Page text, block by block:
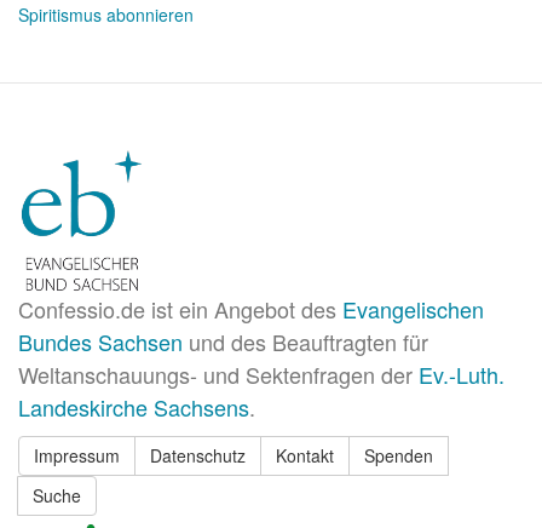
Spiritismus abonnieren
Confessio.de ist ein Angebot des Evangelischen
Bundes Sachsen und des Beauftragten für
Weltanschauungs- und Sektenfragen der Ev.-Luth.
Landeskirche Sachsens.
Impressum Datenschutz Kontakt
Spenden
Suche